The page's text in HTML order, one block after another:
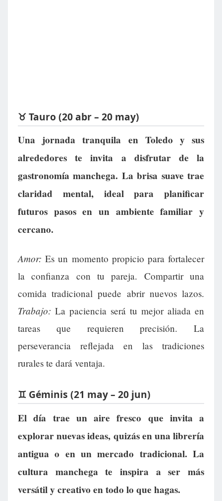
♉ Tauro (20 abr – 20 may)
Una jornada tranquila en Toledo y sus
alrededores te invita a disfrutar de la
gastronomía manchega. La brisa suave trae
claridad mental, ideal para planificar
futuros pasos en un ambiente familiar y
cercano.
Amor: Es un momento propicio para fortalecer
la confianza con tu pareja. Compartir una
comida tradicional puede abrir nuevos lazos.
Trabajo: La paciencia será tu mejor aliada en
tareas que requieren precisión. La
perseverancia reflejada en las tradiciones
rurales te dará ventaja.
♊ Géminis (21 may – 20 jun)
El día trae un aire fresco que invita a
explorar nuevas ideas, quizás en una librería
antigua o en un mercado tradicional. La
cultura manchega te inspira a ser más
versátil y creativo en todo lo que hagas.